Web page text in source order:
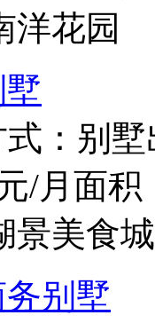
洋花园
： 别
/月 面积
景美食
别墅